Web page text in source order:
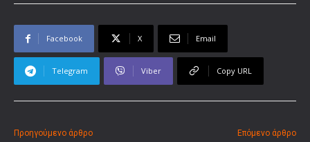
Facebook X Email
Telegram Viber Copy URL
Προηγούμενο άρθρο Επόμενο άρθρο